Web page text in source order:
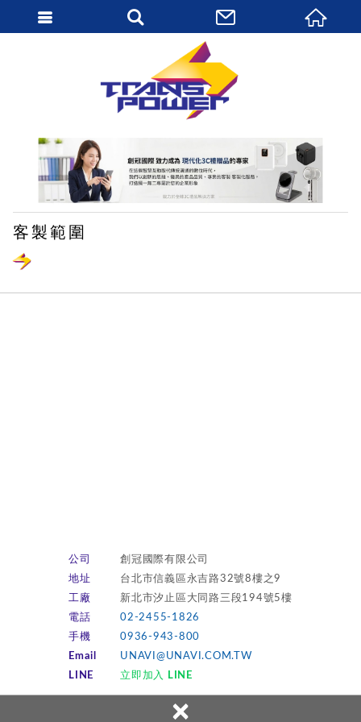
×
客製範圍
公司
創冠國際有限公司
地址
台北市信義區永吉路32號8樓之9
工廠
新北市汐止區大同路三段194號5樓
電話
02-2455-1826
手機
0936-943-800
Email
UNAVI@UNAVI.COM.TW
LINE
立即加入 LINE
繁體中文